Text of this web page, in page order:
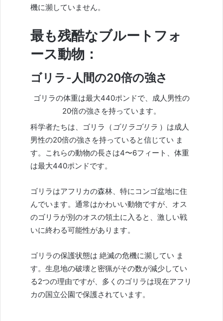
機に瀕していません。
最も残酷なブルートフォ
ース動物：
ゴリラ-人間の20倍の強さ
ゴリラの体重は最大440ポンドで、成人男性の
20倍の強さを持っています。
科学者たちは、ゴリラ（ ゴリラゴリラ ）は成人
男性の20倍の強さを持っていると信じてい ま
す。これらの動物の長さは4〜6フィート、体重
は最大440ポンドです。
ゴリラはアフリカの森林、特にコンゴ盆地に住
んでいます。通常はかわいい動物ですが、オス
のゴリラが別のオスの領土に入ると、激しい戦
いに終わる可能性があります。
ゴリラの保護状態は 絶滅の危機に瀕してい ま
す。生息地の破壊と密猟がその数が減少してい
る2つの理由ですが、多くのゴリラは現在アフリ
カの国立公園で保護されています。